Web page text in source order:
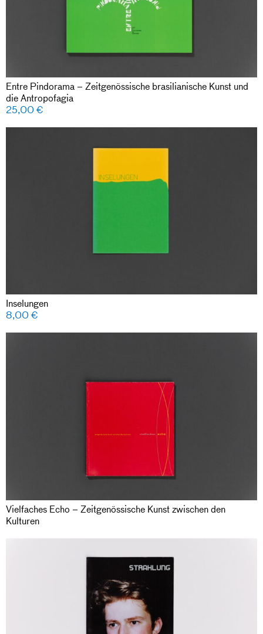
Entre Pindorama – Zeitgenössische brasilianische Kunst und
die Antropofagia
25,00€
Inselungen
8,00€
Vielfaches Echo – Zeitgenössische Kunst zwischen den
Kulturen